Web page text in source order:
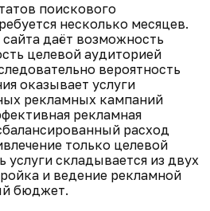
поискового
несколько месяцев.
даёт возможность
целевой аудиторией
вероятность
оказывает услуги
рекламных кампаний
рекламная
расход
только целевой
услуги складывается из двух
и ведение рекламной
бюджет.